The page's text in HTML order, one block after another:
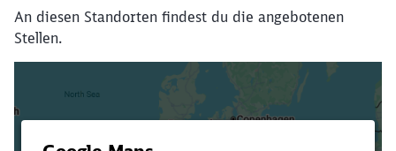
An diesen Standorten findest du die angebotenen
Stellen.